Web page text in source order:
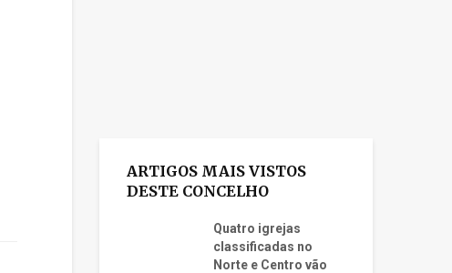
ARTIGOS MAIS VISTOS
DESTE CONCELHO
Quatro igrejas
classificadas no
Norte e Centro vão